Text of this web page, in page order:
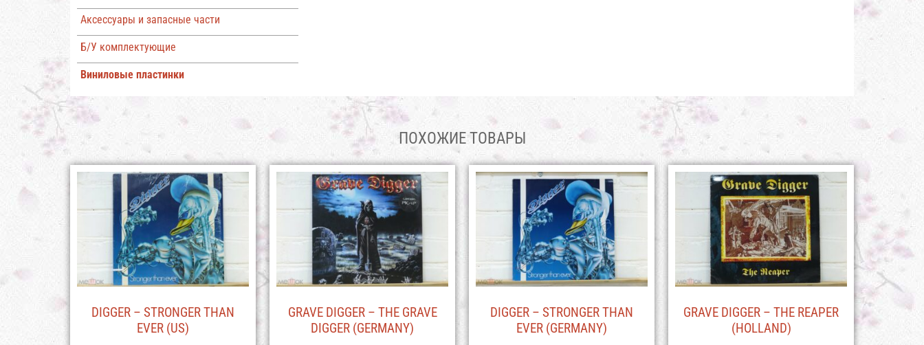
Аксессуары и запасные части
Б/У комплектующие
Виниловые пластинки
ПОХОЖИЕ ТОВАРЫ
DIGGER – STRONGER THAN
EVER (US)
GRAVE DIGGER – THE GRAVE
DIGGER (GERMANY)
DIGGER – STRONGER THAN
EVER (GERMANY)
GRAVE DIGGER – THE REAPER
(HOLLAND)